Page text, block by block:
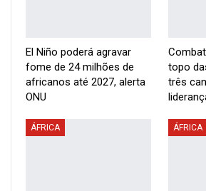
são o anti-projecto, são uma
tiveram um projecto para o país, mas
interesses económicos, que querem
preço, para entregar o nosso país ao
El Niño poderá agravar
fome de 24 milhões de
africanos até 2027, alerta
ONU
topo
três
ÁFRICA ÁFRICA